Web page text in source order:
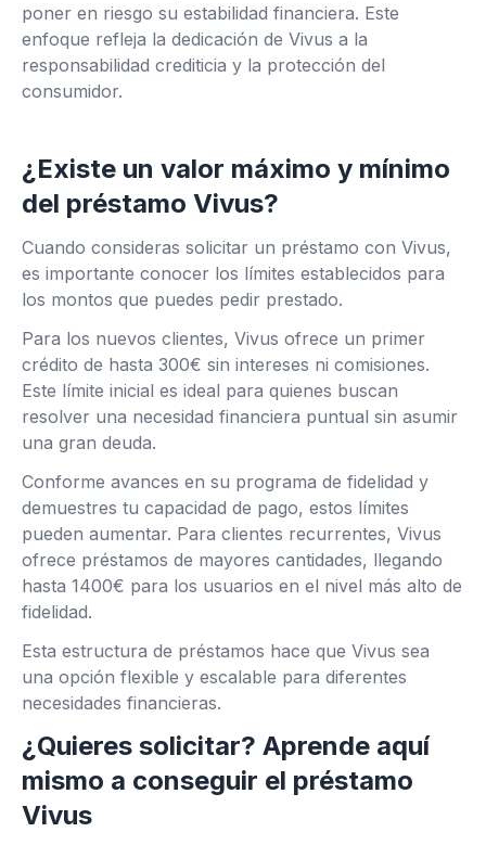
poner en riesgo su estabilidad financiera. Este
enfoque refleja la dedicación de Vivus a la
responsabilidad crediticia y la protección del
consumidor.
¿Existe un valor máximo y mínimo
del préstamo Vivus?
Cuando consideras solicitar un préstamo con Vivus,
es importante conocer los límites establecidos para
los montos que puedes pedir prestado.
Para los nuevos clientes, Vivus ofrece un primer
crédito de hasta 300€ sin intereses ni comisiones.
Este límite inicial es ideal para quienes buscan
resolver una necesidad financiera puntual sin asumir
una gran deuda.
Conforme avances en su programa de fidelidad y
demuestres tu capacidad de pago, estos límites
pueden aumentar. Para clientes recurrentes, Vivus
ofrece préstamos de mayores cantidades, llegando
hasta 1400€ para los usuarios en el nivel más alto de
fidelidad.
Esta estructura de préstamos hace que Vivus sea
una opción flexible y escalable para diferentes
necesidades financieras.
¿Quieres solicitar? Aprende aquí
mismo a conseguir el préstamo
Vivus